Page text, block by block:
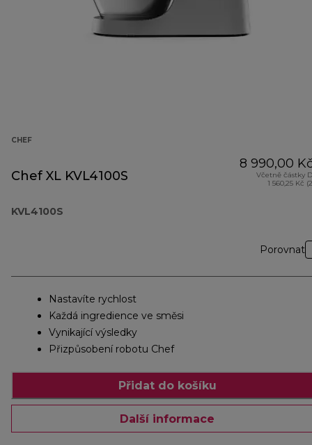
CHEF
Chef XL KVL4100S
KVL4100S
8 990,00
Včetně částky
1 560,25 Kč
Porovnat
Nastavíte rychlost
Každá ingredience ve směsi
Vynikající výsledky
Přizpůsobení robotu Chef
Přidat do košíku
Další informace